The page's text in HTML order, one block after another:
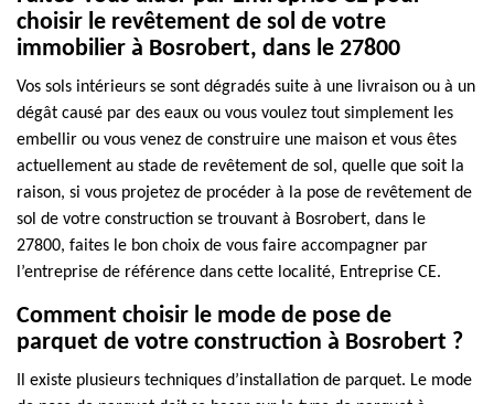
choisir le revêtement de sol de votre
immobilier à Bosrobert, dans le 27800
Vos sols intérieurs se sont dégradés suite à une livraison ou à un
dégât causé par des eaux ou vous voulez tout simplement les
embellir ou vous venez de construire une maison et vous êtes
actuellement au stade de revêtement de sol, quelle que soit la
raison, si vous projetez de procéder à la pose de revêtement de
sol de votre construction se trouvant à Bosrobert, dans le
27800, faites le bon choix de vous faire accompagner par
l’entreprise de référence dans cette localité, Entreprise CE.
Comment choisir le mode de pose de
parquet de votre construction à Bosrobert ?
Il existe plusieurs techniques d’installation de parquet. Le mode